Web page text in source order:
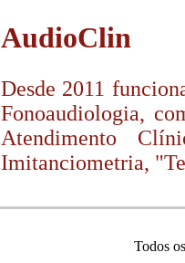
AudioClin
Desde 2011
Fonoaudiologia,
Atendimento
Imitanciometria,
Todos